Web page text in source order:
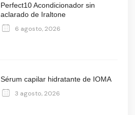
Perfect10 Acondicionador sin
aclarado de Iraltone
6 agosto, 2026
Sérum capilar hidratante de IOMA
3 agosto, 2026